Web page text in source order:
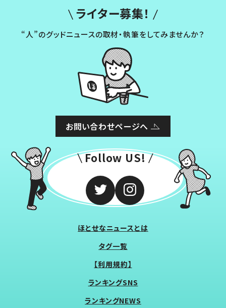
ライター募集！
“人”のグッドニュースの取材・執筆をしてみませんか？
お問い合わせページへ
Follow US!
ほとせなニュースとは
タグ一覧
【利用規約】
ランキングSNS
ランキングNEWS